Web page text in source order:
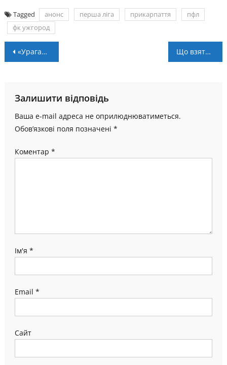
Tagged анонс перша ліга прикарпаття
пфл
фк ужгород
Навігація
«Ураган» достроково кваліфікувався до елітного раунду Ліги чемпіонів Що взяти із собою на відпочинок у Карпати?
Залишити відповідь
Ваша e-mail адреса не оприлюднюватиметься.
Обов’язкові поля позначені *
Коментар *
Ім'я *
Email *
Сайт